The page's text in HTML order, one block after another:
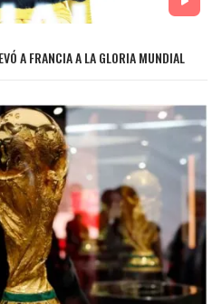
A FRANCIA A LA GLORIA MUNDIAL